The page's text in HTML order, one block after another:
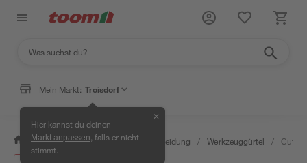
Mein Markt: Troisdorf
Hier kannst du deinen
Markt anpassen , falls er nicht
stimmt.
✕
/ Bauen & Renovieren / Arbeitskleidung / Werkzeuggürtel /